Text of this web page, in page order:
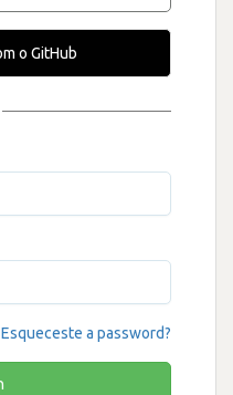
o GitHub
Esqueceste a password?